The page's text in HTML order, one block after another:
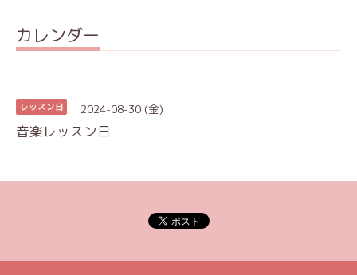
カレンダー
レッスン日 2024-08-30 (金)
音楽レッスン日